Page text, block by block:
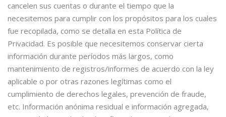
cancelen sus cuentas o durante el tiempo que la
necesitemos para cumplir con los propósitos para los cuales
fue recopilada, como se detalla en esta Política de
Privacidad. Es posible que necesitemos conservar cierta
información durante períodos más largos, como
mantenimiento de registros/informes de acuerdo con la ley
aplicable o por otras razones legítimas como el
cumplimiento de derechos legales, prevención de fraude,
etc. Información anónima residual e información agregada,